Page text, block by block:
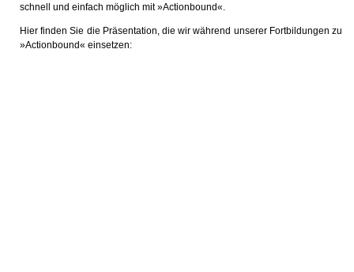
schnell und einfach möglich mit »Actionbound«.
Hier finden Sie die Präsentation, die wir während unserer Fortbildungen zu
»Actionbound« einsetzen: